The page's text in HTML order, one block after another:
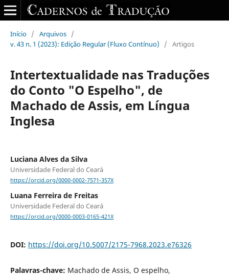
Início / Arquivos /
v. 43 n. 1 (2023): Edição Regular (Fluxo Contínuo)
/ Artigos
Intertextualidade nas Traduções
do Conto "O Espelho", de
Machado de Assis, em Língua
Inglesa
Luciana Alves da Silva
Universidade Federal do Ceará
https://orcid.org/0000-0002-7571-357X
Luana Ferreira de Freitas
Universidade Federal do Ceará
https://orcid.org/0000-0003-0165-421X
DOI: https://doi.org/10.5007/2175-7968.2023.e76326
Palavras-chave: Machado de Assis, O espelho,